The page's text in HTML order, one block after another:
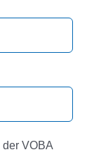
der VOBA